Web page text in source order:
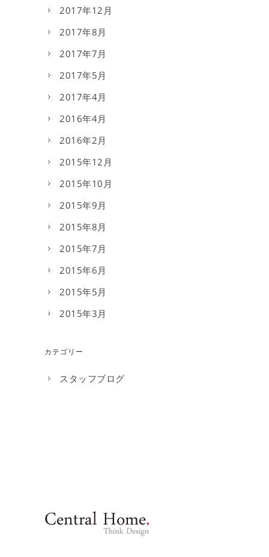
2017年12月
2017年8月
2017年7月
2017年5月
2017年4月
2016年4月
2016年2月
2015年12月
2015年10月
2015年9月
2015年8月
2015年7月
2015年6月
2015年5月
2015年3月
カテゴリー
スタッフブログ